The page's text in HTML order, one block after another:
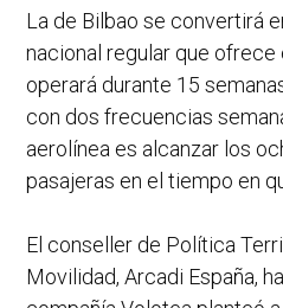
La de Bilbao se convertirá
nacional regular que ofrece
operará durante 15
con dos frecuencias
aerolínea es alcanzar los
pasajeras en el tiempo en
El conseller de Política
Movilidad, Arcadi España,